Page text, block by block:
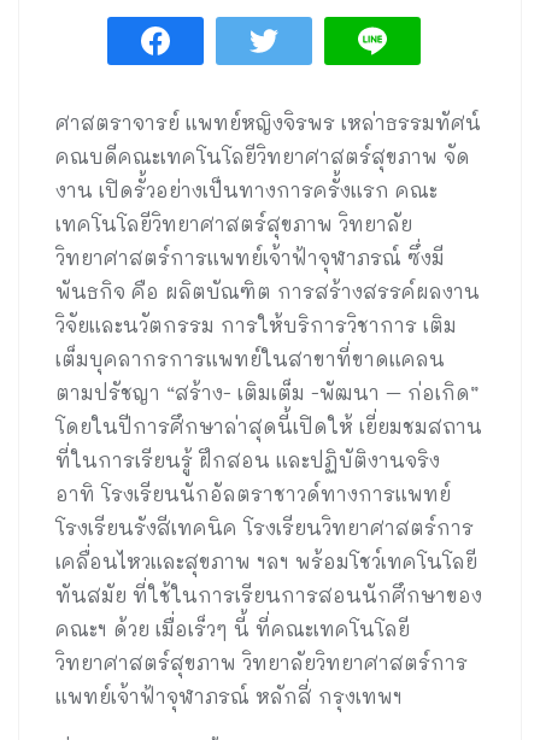
ศาสตราจารย์ แพทย์หญิงจิรพร เหล่าธรรมทัศน์
คณบดีคณะเทคโนโลยีวิทยาศาสตร์สุขภาพ จัด
งาน เปิดรั้วอย่างเป็นทางการครั้งแรก คณะ
เทคโนโลยีวิทยาศาสตร์สุขภาพ วิทยาลัย
วิทยาศาสตร์การแพทย์เจ้าฟ้าจุฬาภรณ์ ซึ่งมี
พันธกิจ คือ ผลิตบัณฑิต การสร้างสรรค์ผลงาน
วิจัยและนวัตกรรม การให้บริการวิชาการ เติม
เต็มบุคลากรการแพทย์ในสาขาที่ขาดแคลน
ตามปรัชญา “สร้าง- เติมเต็ม -พัฒนา – ก่อเกิด”
โดยในปีการศึกษาล่าสุดนี้เปิดให้ เยี่ยมชมสถาน
ที่ในการเรียนรู้ ฝึกสอน และปฏิบัติงานจริง
อาทิ โรงเรียนนักอัลตราชาวด์ทางการแพทย์
โรงเรียนรังสีเทคนิค โรงเรียนวิทยาศาสตร์การ
เคลื่อนไหวและสุขภาพ ฯลฯ พร้อมโชว์เทคโนโลยี
ทันสมัย ที่ใช้ในการเรียนการสอนนักศึกษาของ
คณะฯ ด้วย เมื่อเร็วๆ นี้ ที่คณะเทคโนโลยี
วิทยาศาสตร์สุขภาพ วิทยาลัยวิทยาศาสตร์การ
แพทย์เจ้าฟ้าจุฬาภรณ์ หลักสี่ กรุงเทพฯ